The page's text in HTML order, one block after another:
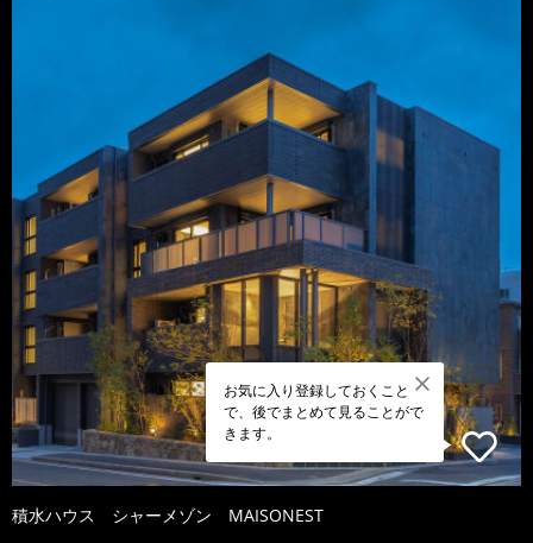
お気に入り登録しておくこと
で、後でまとめて見ることがで
きます。
積水ハウス シャーメゾン MAISONEST